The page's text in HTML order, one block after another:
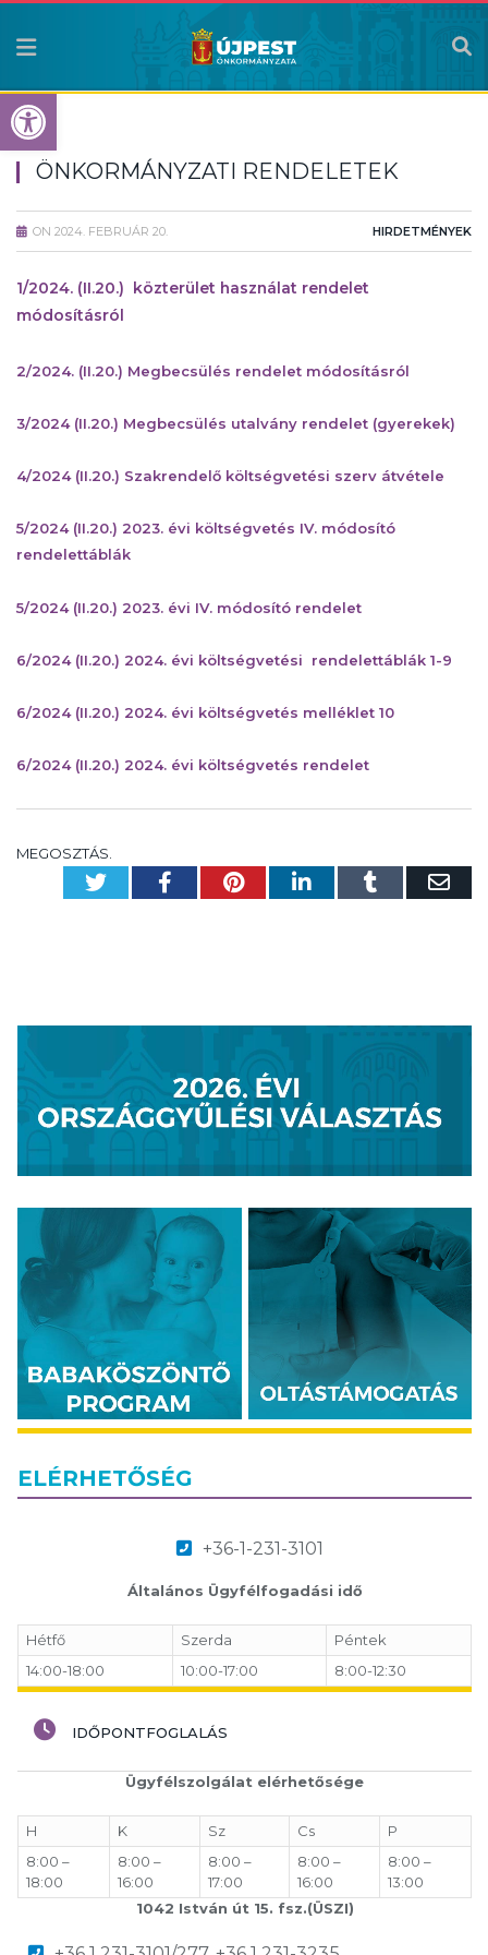
Eszköztár megnyitása
ÖNKORMÁNYZATI RENDELETEK
ON 2024. FEBRUÁR 20. HIRDETMÉNYEK
1/2024. (II.20.) közterület használat rendelet
módosításról
2/2024. (II.20.) Megbecsülés rendelet módosításról
3/2024 (II.20.) Megbecsülés utalvány rendelet (gyerekek)
4/2024 (II.20.) Szakrendelő költségvetési szerv átvétele
5/2024 (II.20.) 2023. évi költségvetés IV. módosító
rendelettáblák
5/2024 (II.20.) 2023. évi IV. módosító rendelet
6/2024 (II.20.) 2024. évi költségvetési rendelettáblák 1-9
6/2024 (II.20.) 2024. évi költségvetés melléklet 10
6/2024 (II.20.) 2024. évi költségvetés rendelet
MEGOSZTÁS.
TwitterFacebookPinterest
LinkedIn
Tumblr
ELÉRHETŐSÉG
+36-1-231-3101
Általános Ügyfélfogadási idő
Hétfő Szerda
Péntek
14:00-18:00
10:00-17:00 8:00-12:30
IDŐPONTFOGLALÁS
Ügyfélszolgálat elérhetősége
H K Sz Cs
P
8:00 –
18:00
8:00 –
16:00
8:00 –
17:00
8:00 –
16:00
8:00 –
13:00
1042 István út 15. fsz.(ÜSZI)